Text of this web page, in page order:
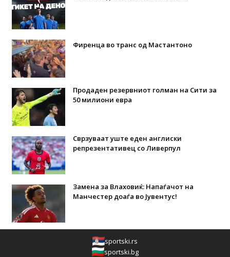
Фиренца во транс од Мастантоно
Продаден резервниот голман на Сити за
50 милиони евра
Сврзуваат уште еден англиски
репрезентативец со Ливерпул
Замена за Влаховиќ: Напаѓачот на
Манчестер доаѓа во Јувентус!
sportski.rs
sportski.bg